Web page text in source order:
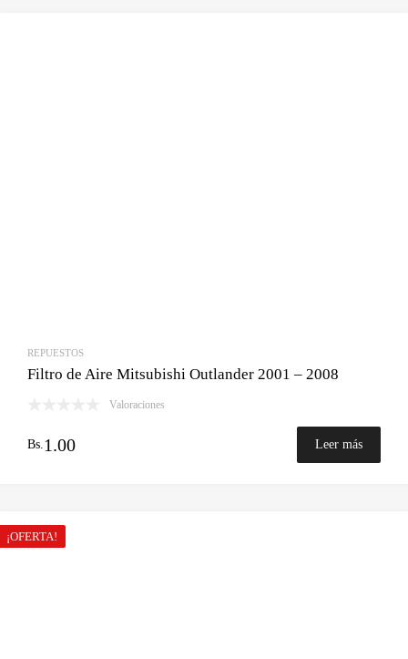
REPUESTOS
Filtro de Aire Mitsubishi Outlander 2001 – 2008
Valoraciones
Bs.1.00 Leer más
¡OFERTA!